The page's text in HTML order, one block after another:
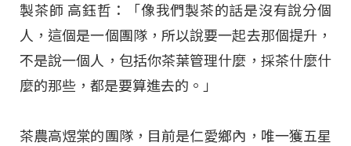
製茶師 高鈺哲：「像我們製茶的話是沒有說分個
人，這個是一個團隊，所以說要一起去那個提升，
不是說一個人，包括你茶葉管理什麼，採茶什麼什
麼的那些，都是要算進去的。」
茶農高煜棠的團隊，目前是仁愛鄉內，唯一獲五星